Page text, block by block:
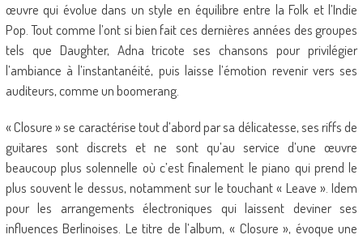
œuvre qui évolue dans un style en équilibre entre la Folk et l’Indie
Pop. Tout comme l’ont si bien fait ces dernières années des groupes
tels que Daughter, Adna tricote ses chansons pour privilégier
l’ambiance à l’instantanéité, puis laisse l’émotion revenir vers ses
auditeurs, comme un boomerang.
« Closure » se caractérise tout d’abord par sa délicatesse, ses riffs de
guitares sont discrets et ne sont qu’au service d’une œuvre
beaucoup plus solennelle où c’est finalement le piano qui prend le
plus souvent le dessus, notamment sur le touchant « Leave ». Idem
pour les arrangements électroniques qui laissent deviner ses
influences Berlinoises. Le titre de l’album, « Closure », évoque une